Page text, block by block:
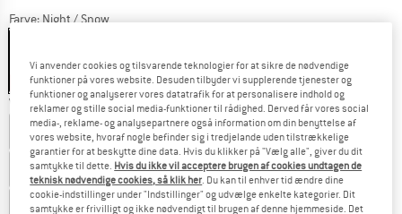
Farve:Night / Snow
30%
Vælg en størrelse:
EU35,5 EU36 EU37 EU37,5 EU38 EU38,5
EU39 EU40 EU40,5 EU41 EU42 EU42,5
EU43 EU44 EU44,5 EU45 EU45,5 EU46
Vi anvender cookies og tilsvarende teknologier for at sikre de nødvendige
funktioner på vores website. Desuden tilbyder vi supplerende tjenester og
funktioner og analyserer vores datatrafik for at personalisere indhold og
reklamer og stille social media-funktioner til rådighed. Derved får vores social
media-, reklame- og analysepartnere også information om din benyttelse af
vores website, hvoraf nogle befinder sig i tredjelande uden tilstrækkelige
garantier for at beskytte dine data. Hvis du klikker på "Vælg alle", giver du dit
samtykke til dette. Hvis du ikke vil acceptere brugen af cookies undtagen de
teknisk nødvendige cookies, så klik her . Du kan til enhver tid ændre dine
cookie-indstillinger under "Indstillinger" og udvælge enkelte kategorier. Dit
samtykke er frivilligt og ikke nødvendigt til brugen af denne hjemmeside. Det